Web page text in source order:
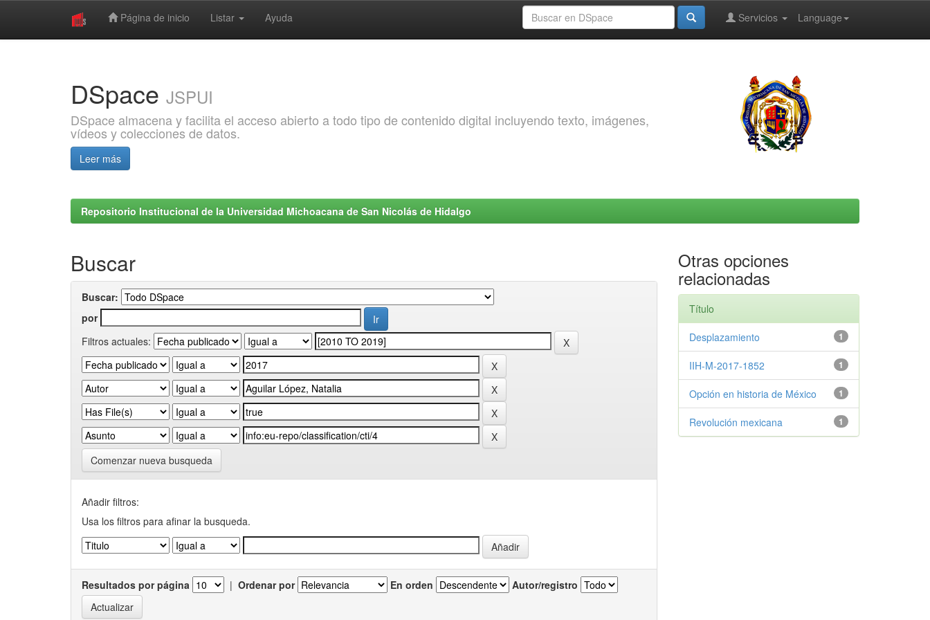
Página de inicio Listar Ayuda Language
Servicios
DSpace JSPUI
DSpace almacena y facilita el acceso abierto a todo tipo de contenido digital incluyendo texto, imágenes,
vídeos y colecciones de datos.
Leer más
Repositorio Institucional de la Universidad Michoacana de San Nicolás de Hidalgo
Buscar
Buscar:
por
Filtros actuales:
Comenzar nueva busqueda
Añadir filtros:
Usa los filtros para afinar la busqueda.
Resultados por página | Ordenar por En orden Autor/registro
Otras opciones
relacionadas
Título
1
Desplazamiento
1
IIH-M-2017-1852
1
Opción en historia de México
1
Revolución mexicana